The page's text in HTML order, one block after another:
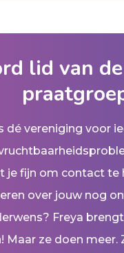
lid van
dé vereniging voor
je fijn om contact te
over jouw nog
Freya
Maar ze doen meer.